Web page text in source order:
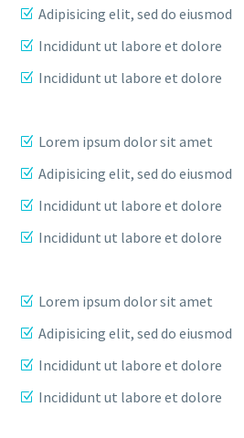
Adipisicing elit, sed do eiusmod
Incididunt ut labore et dolore
Incididunt ut labore et dolore
Lorem ipsum dolor sit amet
Adipisicing elit, sed do eiusmod
Incididunt ut labore et dolore
Incididunt ut labore et dolore
Lorem ipsum dolor sit amet
Adipisicing elit, sed do eiusmod
Incididunt ut labore et dolore
Incididunt ut labore et dolore